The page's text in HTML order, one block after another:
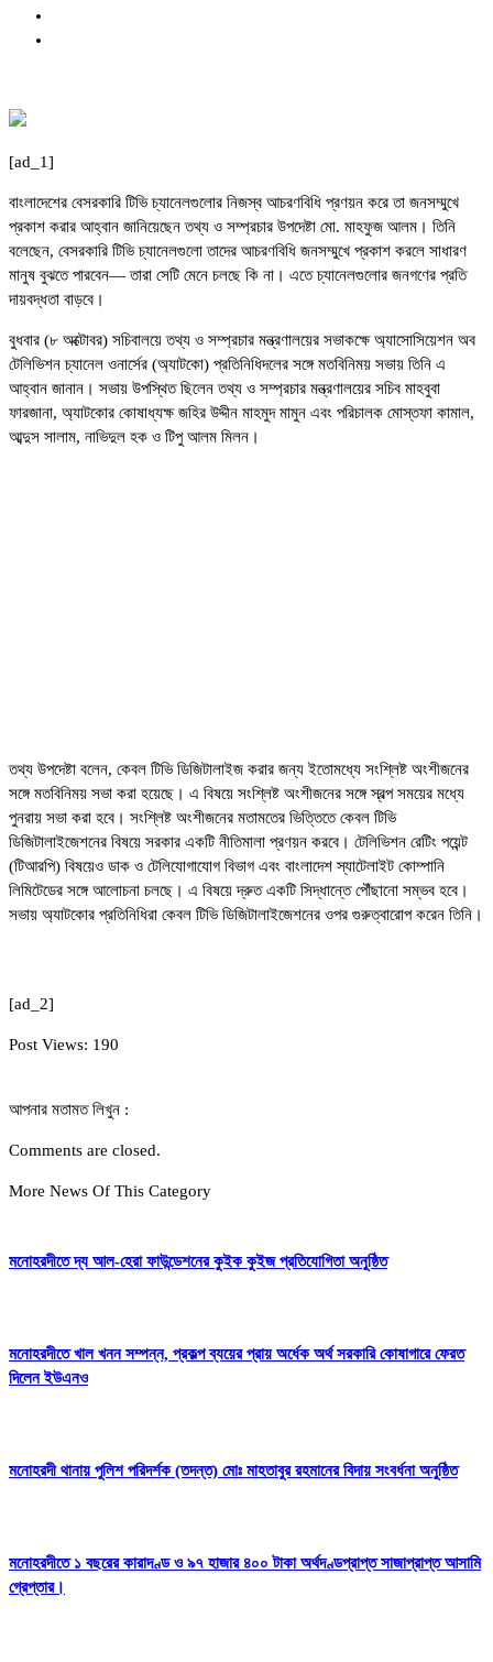
[ad_1]
বাংলাদেশের বেসরকারি টিভি চ্যানেলগুলোর নিজস্ব আচরণবিধি প্রণয়ন করে তা জনসম্মুখে
প্রকাশ করার আহ্বান জানিয়েছেন তথ্য ও সম্প্রচার উপদেষ্টা মো. মাহফুজ আলম। তিনি
বলেছেন, বেসরকারি টিভি চ্যানেলগুলো তাদের আচরণবিধি জনসম্মুখে প্রকাশ করলে সাধারণ
মানুষ বুঝতে পারবেন— তারা সেটি মেনে চলছে কি না। এতে চ্যানেলগুলোর জনগণের প্রতি
দায়বদ্ধতা বাড়বে।
বুধবার (৮ অক্টোবর) সচিবালয়ে তথ্য ও সম্প্রচার মন্ত্রণালয়ের সভাকক্ষে অ্যাসোসিয়েশন অব
টেলিভিশন চ্যানেল ওনার্সের (অ্যাটকো) প্রতিনিধিদলের সঙ্গে মতবিনিময় সভায় তিনি এ
আহ্বান জানান। সভায় উপস্থিত ছিলেন তথ্য ও সম্প্রচার মন্ত্রণালয়ের সচিব মাহবুবা
ফারজানা, অ্যাটকোর কোষাধ্যক্ষ জহির উদ্দীন মাহমুদ মামুন এবং পরিচালক মোস্তফা কামাল,
আব্দুস সালাম, নাভিদুল হক ও টিপু আলম মিলন।
তথ্য উপদেষ্টা বলেন, কেবল টিভি ডিজিটালাইজ করার জন্য ইতোমধ্যে সংশ্লিষ্ট অংশীজনের
সঙ্গে মতবিনিময় সভা করা হয়েছে। এ বিষয়ে সংশ্লিষ্ট অংশীজনের সঙ্গে স্বল্প সময়ের মধ্যে
পুনরায় সভা করা হবে। সংশ্লিষ্ট অংশীজনের মতামতের ভিত্তিতে কেবল টিভি
ডিজিটালাইজেশনের বিষয়ে সরকার একটি নীতিমালা প্রণয়ন করবে। টেলিভিশন রেটিং পয়েন্ট
(টিআরপি) বিষয়েও ডাক ও টেলিযোগাযোগ বিভাগ এবং বাংলাদেশ স্যাটেলাইট কোম্পানি
লিমিটেডের সঙ্গে আলোচনা চলছে। এ বিষয়ে দ্রুত একটি সিদ্ধান্তে পৌঁছানো সম্ভব হবে।
সভায় অ্যাটকোর প্রতিনিধিরা কেবল টিভি ডিজিটালাইজেশনের ওপর গুরুত্বারোপ করেন তিনি।
[ad_2]
Post Views: 190
আপনার মতামত লিখুন :
Comments are closed.
More News Of This Category
মনোহরদীতে দ্য আল-হেরা ফাউন্ডেশনের কুইক কুইজ প্রতিযোগিতা অনুষ্ঠিত
মনোহরদীতে খাল খনন সম্পন্ন, প্রকল্প ব্যয়ের প্রায় অর্ধেক অর্থ সরকারি কোষাগারে ফেরত
দিলেন ইউএনও
মনোহরদী থানায় পুলিশ পরিদর্শক (তদন্ত) মোঃ মাহতাবুর রহমানের বিদায় সংবর্ধনা অনুষ্ঠিত
মনোহরদীতে ১ বছরের কারাদণ্ড ও ৯৭ হাজার ৪০০ টাকা অর্থদণ্ডপ্রাপ্ত সাজাপ্রাপ্ত আসামি
গ্রেপ্তার।